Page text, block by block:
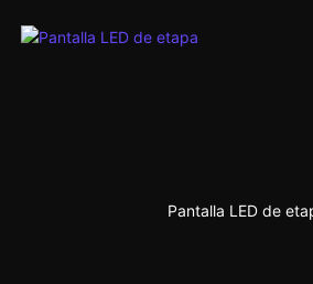
Pantalla LED de